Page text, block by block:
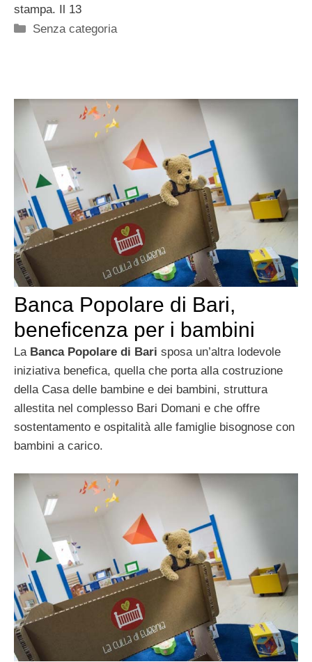
stampa. Il 13
Categorie
Senza categoria
Banca Popolare di Bari,
beneficenza per i bambini
La Banca Popolare di Bari sposa un’altra lodevole
iniziativa benefica, quella che porta alla costruzione
della Casa delle bambine e dei bambini, struttura
allestita nel complesso Bari Domani e che offre
sostentamento e ospitalità alle famiglie bisognose con
bambini a carico.